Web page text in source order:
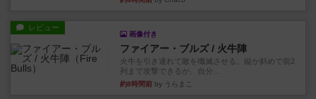
レビュー
画像付き
ファイアー・ブルズ / 火牛陣
火牛を引き連れて敵を殲滅させる。縦か斜めで前2
列まで攻撃できるが、自分...
約8時間前 by うらまこ